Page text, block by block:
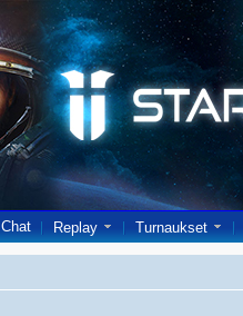
Chat Replay Turnaukset